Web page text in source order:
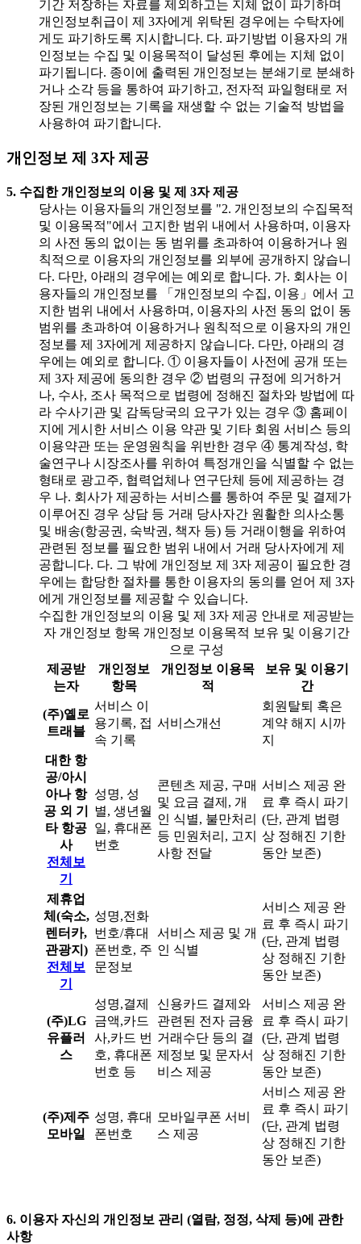
기간 저장하는 자료를 제외하고는 지체 없이 파기하며
개인정보취급이 제 3자에게 위탁된 경우에는 수탁자에
게도 파기하도록 지시합니다. 다. 파기방법 이용자의 개
인정보는 수집 및 이용목적이 달성된 후에는 지체 없이
파기됩니다. 종이에 출력된 개인정보는 분쇄기로 분쇄하
거나 소각 등을 통하여 파기하고, 전자적 파일형태로 저
장된 개인정보는 기록을 재생할 수 없는 기술적 방법을
사용하여 파기합니다.
개인정보 제 3자 제공
5. 수집한 개인정보의 이용 및 제 3자 제공
당사는 이용자들의 개인정보를 "2. 개인정보의 수집목적
및 이용목적"에서 고지한 범위 내에서 사용하며, 이용자
의 사전 동의 없이는 동 범위를 초과하여 이용하거나 원
칙적으로 이용자의 개인정보를 외부에 공개하지 않습니
다. 다만, 아래의 경우에는 예외로 합니다. 가. 회사는 이
용자들의 개인정보를 「개인정보의 수집, 이용」에서 고
지한 범위 내에서 사용하며, 이용자의 사전 동의 없이 동
범위를 초과하여 이용하거나 원칙적으로 이용자의 개인
정보를 제 3자에게 제공하지 않습니다. 다만, 아래의 경
우에는 예외로 합니다. ① 이용자들이 사전에 공개 또는
제 3자 제공에 동의한 경우 ② 법령의 규정에 의거하거
나, 수사, 조사 목적으로 법령에 정해진 절차와 방법에 따
라 수사기관 및 감독당국의 요구가 있는 경우 ③ 홈페이
지에 게시한 서비스 이용 약관 및 기타 회원 서비스 등의
이용약관 또는 운영원칙을 위반한 경우 ④ 통계작성, 학
술연구나 시장조사를 위하여 특정개인을 식별할 수 없는
형태로 광고주, 협력업체나 연구단체 등에 제공하는 경
우 나. 회사가 제공하는 서비스를 통하여 주문 및 결제가
이루어진 경우 상담 등 거래 당사자간 원활한 의사소통
및 배송(항공권, 숙박권, 책자 등) 등 거래이행을 위하여
관련된 정보를 필요한 범위 내에서 거래 당사자에게 제
공합니다. 다. 그 밖에 개인정보 제 3자 제공이 필요한 경
우에는 합당한 절차를 통한 이용자의 동의를 얻어 제 3자
에게 개인정보를 제공할 수 있습니다.
수집한 개인정보의 이용 및 제 3자 제공 안내로 제공받는
자 개인정보 항목 개인정보 이용목적 보유 및 이용기간
으로 구성
제공받
는자
개인정보
항목
개인정보 이용목
적
보유 및 이용기
간
(주)옐로
트래블
서비스 이
용기록, 접
속 기록
서비스개선
회원탈퇴 혹은
계약 해지 시까
지
대한 항
공/아시
아나 항
공 외 기
타 항공
사
전체보
기
성명, 성
별, 생년월
일, 휴대폰
번호
콘텐츠 제공, 구매
및 요금 결제, 개
인 식별, 불만처리
등 민원처리, 고지
사항 전달
서비스 제공 완
료 후 즉시 파기
(단, 관계 법령
상 정해진 기한
동안 보존)
제휴업
체(숙소,
렌터카,
관광지)
전체보
기
성명,전화
번호/휴대
폰번호, 주
문정보
서비스 제공 및 개
인 식별
서비스 제공 완
료 후 즉시 파기
(단, 관계 법령
상 정해진 기한
동안 보존)
(주)LG
유플러
스
성명,결제
금액,카드
사,카드 번
호, 휴대폰
번호 등
신용카드 결제와
관련된 전자 금융
거래수단 등의 결
제정보 및 문자서
비스 제공
서비스 제공 완
료 후 즉시 파기
(단, 관계 법령
상 정해진 기한
동안 보존)
(주)제주
모바일
성명, 휴대
폰번호
모바일쿠폰 서비
스 제공
서비스 제공 완
료 후 즉시 파기
(단, 관계 법령
상 정해진 기한
동안 보존)
6. 이용자 자신의 개인정보 관리 (열람, 정정, 삭제 등)에 관한
사항